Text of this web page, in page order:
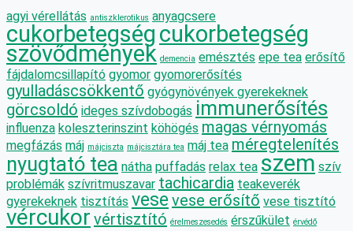
agyi vérellátás antiszklerotikus anyagcsere
cukorbetegség cukorbetegség
szövődmények demencia emésztés epe tea erősítő
fájdalomcsillapító gyomor gyomorerősítés
gyulladáscsökkentő gyógynövények gyerekeknek
görcsoldó ideges szívdobogás immunerősítés
influenza koleszterinszint köhögés magas vérnyomás
megfázás máj májciszta májcisztára tea máj tea méregtelenítés
nyugtató tea nátha puffadás relax tea szem szív
problémák szívritmuszavar tachicardia teakeverék
gyerekeknek tisztítás vese vese erősítő vese tisztító
vércukor vértisztító érelmeszesedés érszűkület érvédő